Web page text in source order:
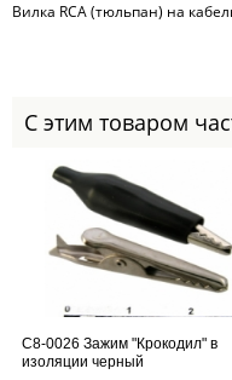
Вилка RCA (тюльпан) на
С этим товаром
С8-0026 Зажим "Крокодил" в
изоляции черный